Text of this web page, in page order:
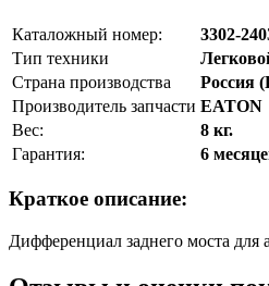
Каталожный номер:
3302-
Тип техники
Страна производства
Россия
Производитель запчасти EATON
Вес:
8 кг.
Гарантия:
6
Краткое описание:
Дифференциал заднего моста для